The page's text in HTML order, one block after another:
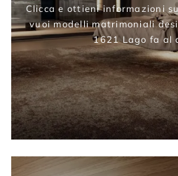
Clicca e ottieni informazioni
vuoi modelli matrimoniali
1621 Lago fa al